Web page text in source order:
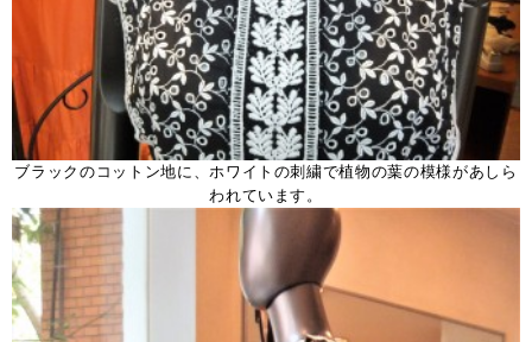
ブラックのコットン地に、ホワイトの刺繍で植物の葉の模様があしら
われています。